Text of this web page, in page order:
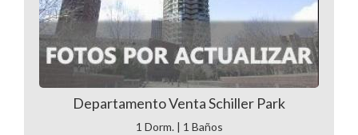
Departamento Venta Schiller Park
1 Dorm. | 1 Baños